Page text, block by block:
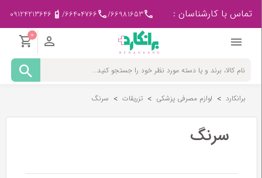
تماس با کارشناسان : 66981653
/
66404766
/
09124213646
0
مادر
کودک
پزشکی
در
برانکارد > لوازم مصرفی پزشکی > تزریقات > سرنگ
سرنگ